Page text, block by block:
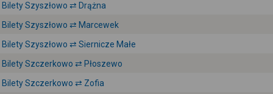
Bilety Szyszłowo ⇄ Drążna
Bilety Szyszłowo ⇄ Marcewek
Bilety Szyszłowo ⇄ Siernicze Małe
Bilety Szczerkowo ⇄ Płoszewo
Bilety Szczerkowo ⇄ Zofia